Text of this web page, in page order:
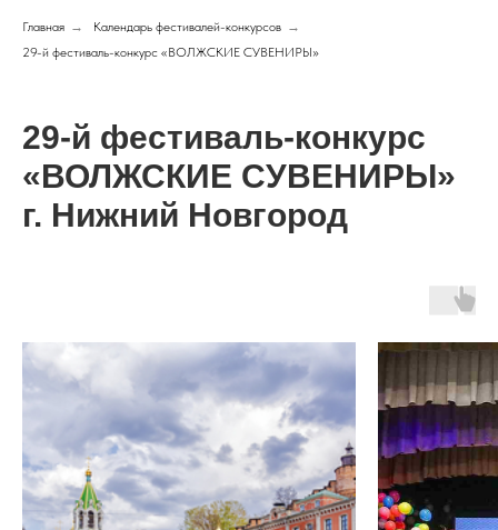
Главная → Календарь фестивалей-конкурсов →
29-й фестиваль-конкурс «ВОЛЖСКИЕ СУВЕНИРЫ»
29-й фестиваль-конкурс
«ВОЛЖСКИЕ СУВЕНИРЫ»
г. Нижний Новгород